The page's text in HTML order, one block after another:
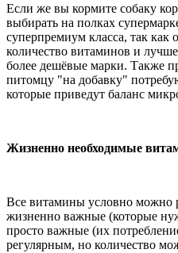
Если же вы кормите собаку
выбирать на полках
суперпремиум класса, так как
количество витаминов и
более дешёвые марки. Также
питомцу "на добавку"
которые приведут баланс
Жизненно необходимые
Все витамины условно можно
жизненно важные (которые
просто важные (их
регулярным, но количество